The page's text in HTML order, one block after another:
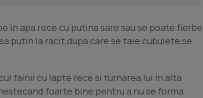
in apa rece cu putina sare sau se poate fierbe
putin la racit,dupa care se taie cubulete,se
fainii cu lapte rece si turnarea lui in alta
foarte bine pentru a nu se forma